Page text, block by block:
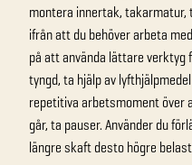
montera innertak,
ifrån att du behöver arbeta
på att använda lättare
tyngd, ta hjälp av
repetitiva arbetsmoment över
går, ta pauser. Använder du
längre skaft desto högre